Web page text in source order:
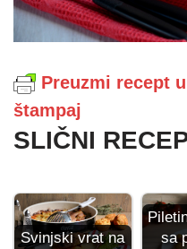
Preuzmi recept
štampaj
SLIČNI
Svinjski vrat na
sa